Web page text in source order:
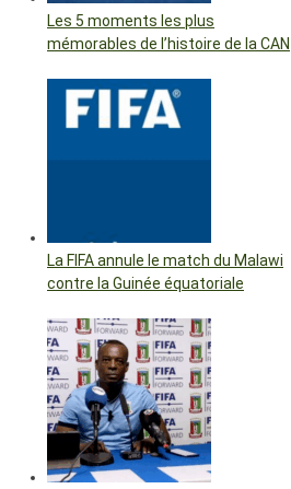
Les 5 moments les plus
mémorables de l’histoire de la CAN
La FIFA annule le match du Malawi
contre la Guinée équatoriale